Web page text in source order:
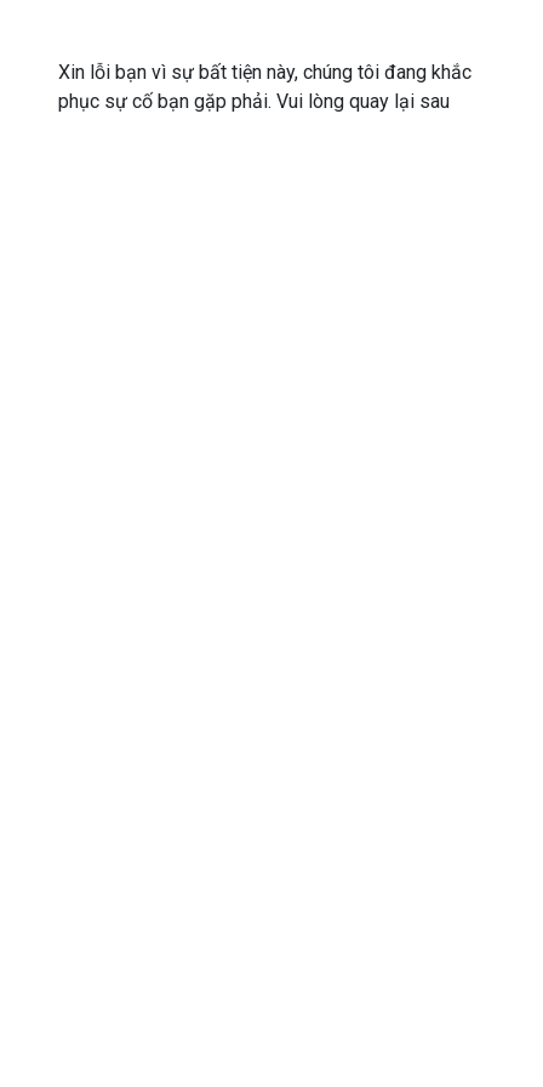
Xin lỗi bạn vì sự bất tiện này, chúng tôi đang khắc
phục sự cố bạn gặp phải. Vui lòng quay lại sau